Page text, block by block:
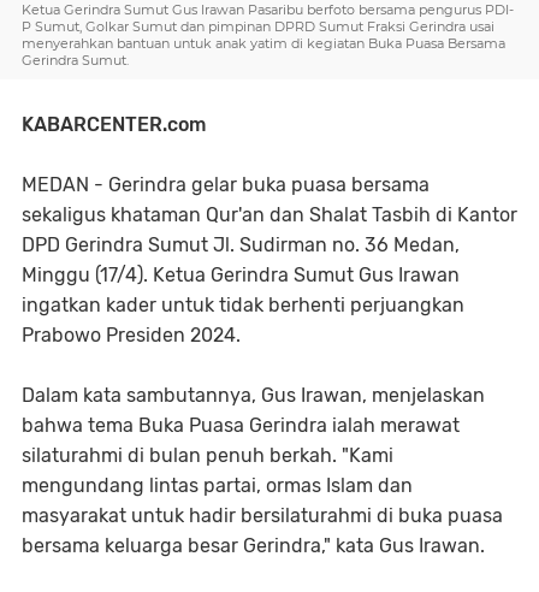
Ketua Gerindra Sumut Gus Irawan Pasaribu berfoto bersama pengurus PDI-
P Sumut, Golkar Sumut dan pimpinan DPRD Sumut Fraksi Gerindra usai
menyerahkan bantuan untuk anak yatim di kegiatan Buka Puasa Bersama
Gerindra Sumut.
KABARCENTER.com
MEDAN - Gerindra gelar buka puasa bersama
sekaligus khataman Qur'an dan Shalat Tasbih di Kantor
DPD Gerindra Sumut Jl. Sudirman no. 36 Medan,
Minggu (17/4). Ketua Gerindra Sumut Gus Irawan
ingatkan kader untuk tidak berhenti perjuangkan
Prabowo Presiden 2024.
Dalam kata sambutannya, Gus Irawan, menjelaskan
bahwa tema Buka Puasa Gerindra ialah merawat
silaturahmi di bulan penuh berkah. "Kami
mengundang lintas partai, ormas Islam dan
masyarakat untuk hadir bersilaturahmi di buka puasa
bersama keluarga besar Gerindra," kata Gus Irawan.